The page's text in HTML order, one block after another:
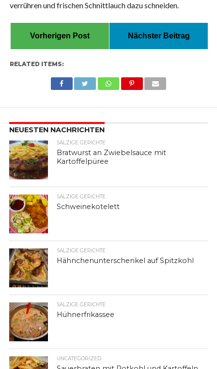
verrühren und frischen Schnittlauch dazu schneiden.
Vorherigen Post Nächster Beitrag
RELATED ITEMS:
NEUESTEN NACHRICHTEN
SALZIGE GERICHTE
Bratwurst an Zwiebelsauce mit
Kartoffelpüree
SALZIGE GERICHTE
Schweinekotelett
SALZIGE GERICHTE
Hähnchenunterschenkel auf Spitzkohl
SALZIGE GERICHTE
Hühnerfrikassee
UNCATEGORIZED